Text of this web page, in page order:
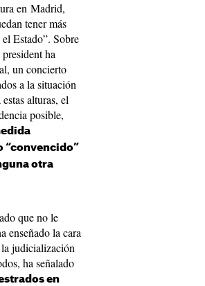
en Madrid,
tener más
Estado”. Sobre
ha
un concierto
a la situación
alturas, el
posible,
“convencido”
otra
que no le
enseñado la cara
la judicialización
ha señalado
en